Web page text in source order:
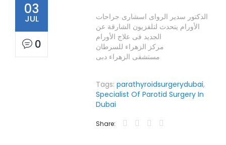
03
JUL
0
الدكتور سدير الرواى اسشارى جراحات
الأورام يتحدث لتلفزيون الشارقة عن
الجديد فى علاج الأورام
مركز الزهراء للسرطان
مستشفى الزهراء دبى
Tags: parathyroidsurgerydubai,
Specialist Of Parotid Surgery In
Dubai
Share: